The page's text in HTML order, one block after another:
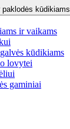
paklodės kūdikiams
ir vaikams
kūdikiams
lovytei
gaminiai